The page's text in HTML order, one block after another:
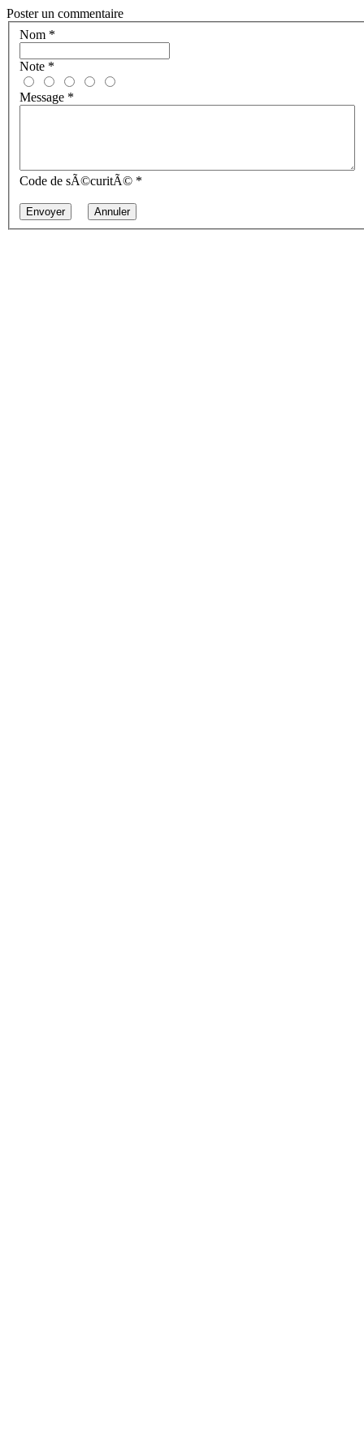
Poster un commentaire
Nom *
Note *
Message *
Code de sÃ©curitÃ© *